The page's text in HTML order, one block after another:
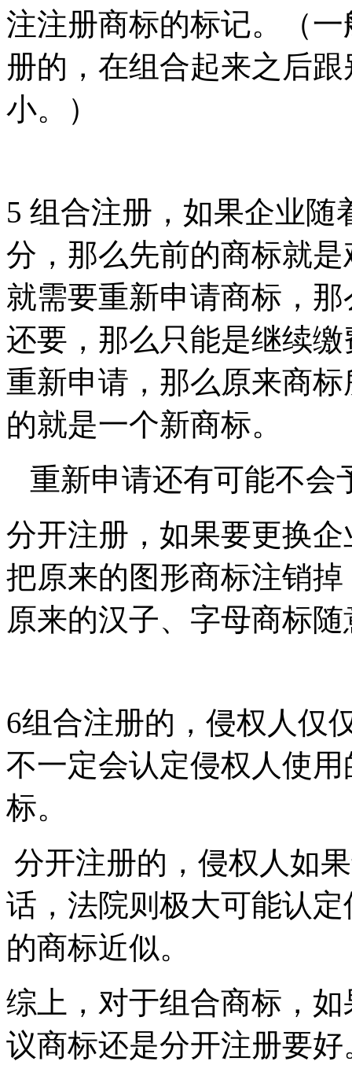
注注册商标的标记。（
册的，在组合起来之后
小。）
5 组合注册，如果企业随
分，那么先前的商标就
就需要重新申请商标，
还要，那么只能是继续
重新申请，那么原来商
的就是一个新商标。
重新申请还有可能不会
分开注册，如果要更换
把原来的图形商标注销
原来的汉子、字母商标
6组合注册的，侵权人仅
不一定会认定侵权人使
标。
分开注册的，侵权人如
话，法院则极大可能认
的商标近似。
综上，对于组合商标，
议商标还是分开注册要好